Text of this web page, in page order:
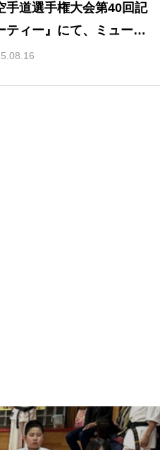
手道選手権大会第40回記
ティー』にて、ミュージ
手を披露。